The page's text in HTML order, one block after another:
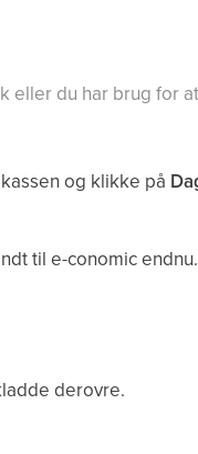
du har brug for
og klikke på
til e-conomic endnu.
derovre.